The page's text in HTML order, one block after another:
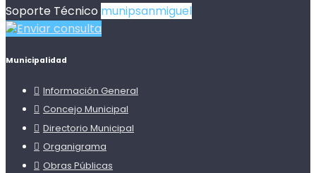
Soporte Técnico munipsanmiguel
Enviar consulta
Municipalidad
Información General
Concejo Municipal
Directorio Municipal
Organigrama
Obras Públicas